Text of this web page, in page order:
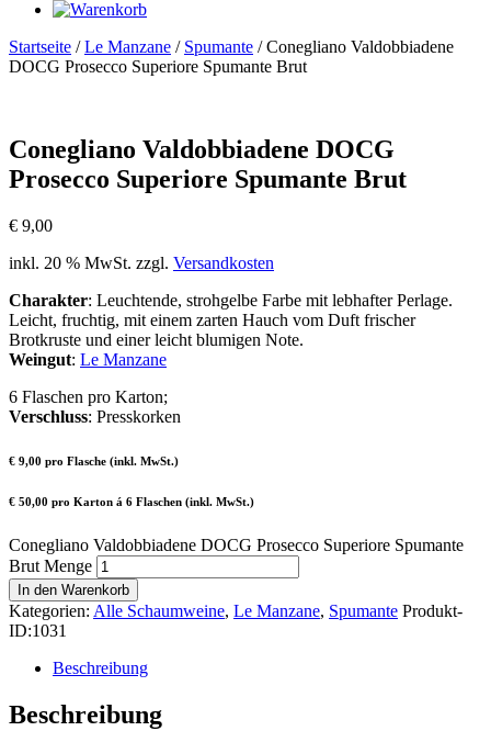
Startseite /Le Manzane / Spumante / Conegliano Valdobbiadene
DOCG Prosecco Superiore Spumante Brut
Conegliano Valdobbiadene DOCG
Prosecco Superiore Spumante Brut
€ 9,00
inkl. 20 % MwSt. zzgl. Versandkosten
Charakter: Leuchtende, strohgelbe Farbe mit lebhafter Perlage.
Leicht, fruchtig, mit einem zarten Hauch vom Duft frischer
Brotkruste und einer leicht blumigen Note.
Weingut: Le Manzane
6 Flaschen pro Karton;
Verschluss: Presskorken
€ 9,00 pro Flasche (inkl. MwSt.)
€ 50,00 pro Karton á 6 Flaschen (inkl. MwSt.)
Conegliano Valdobbiadene DOCG Prosecco Superiore Spumante
Brut Menge
In den Warenkorb
Kategorien: Alle Schaumweine, Le Manzane, Spumante Produkt-
ID:1031
Beschreibung
Beschreibung